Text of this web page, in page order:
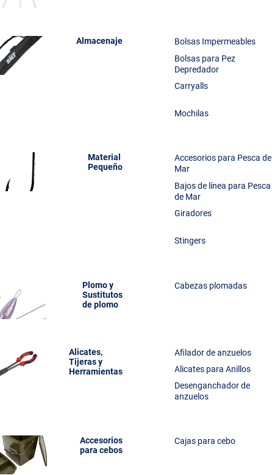
Almacenaje Bolsas Impermeables
Bolsas para Pez
Depredador
Carryalls
Mochilas
Material
Pequeño
Accesorios para Pesca de
Mar
Bajos de línea para Pesca
de Mar
Giradores
Stingers
Plomo y
Sustitutos
de plomo
Cabezas plomadas
Alicates,
Tijeras y
Herramientas
Afilador de anzuelos
Alicates para Anillos
Desenganchador de
anzuelos
Accesorios
para cebos
Cajas para cebo